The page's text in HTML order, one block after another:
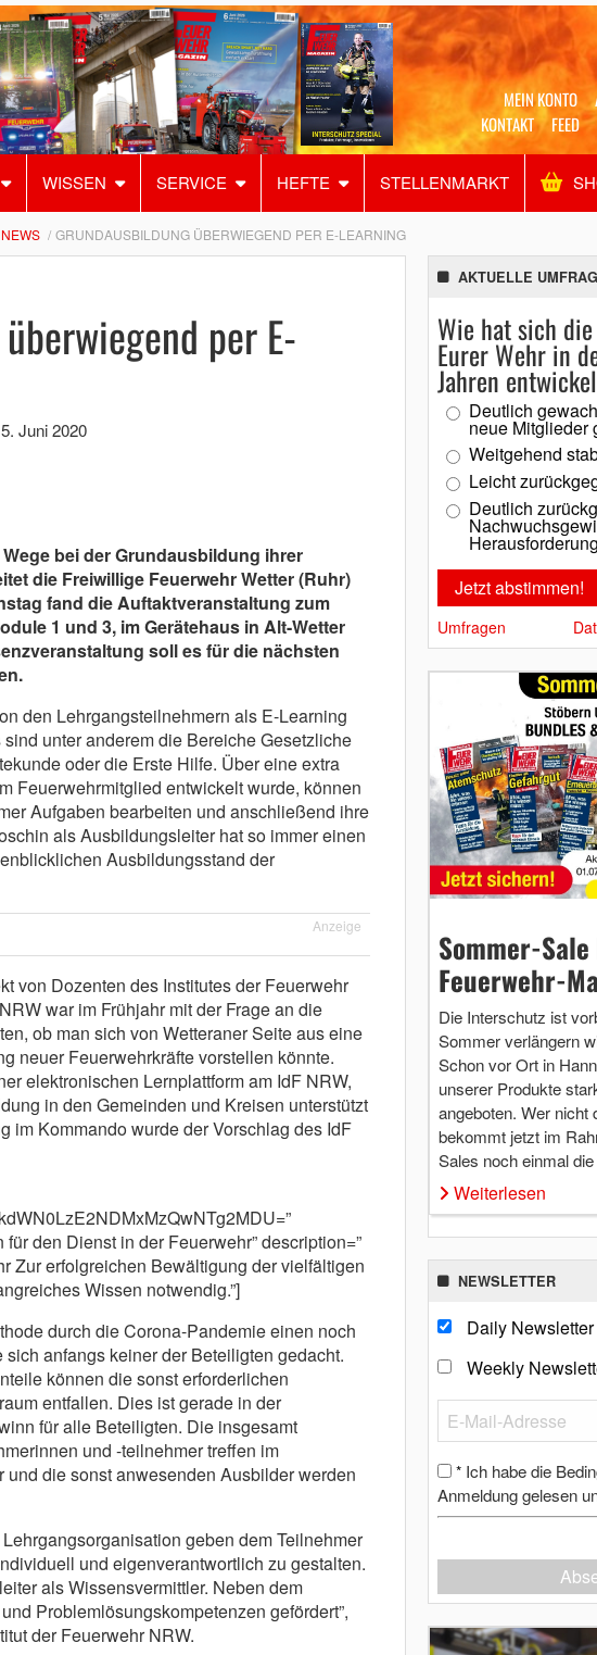
MEIN KONTO
KONTAKT
FEED
WISSEN SERVICE HEFTE STELLENMARKTAlles
NEWS GRUNDAUSBILDUNG ÜBERWIEGEND PER E-LEARNING
per E-
5. Juni 2020
bei der Grundausbildung ihrer
die Freiwillige Feuerwehr Wetter (Ruhr)
fand die Auftaktveranstaltung zum
1 und 3, im Gerätehaus in Alt-Wetter
soll es für die nächsten
den Lehrgangsteilnehmern als E-Learning
unter anderem die Bereiche Gesetzliche
oder die Erste Hilfe. Über eine extra
Feuerwehrmitglied entwickelt wurde, können
Aufgaben bearbeiten und anschließend ihre
als Ausbildungsleiter hat so immer einen
Ausbildungsstand der
Anzeige
von Dozenten des Institutes der Feuerwehr
war im Frühjahr mit der Frage an die
ob man sich von Wetteraner Seite aus eine
neuer Feuerwehrkräfte vorstellen könnte.
elektronischen Lernplattform am IdF NRW,
in den Gemeinden und Kreisen unterstützt
im Kommando wurde der Vorschlag des IdF
den Dienst in der Feuerwehr” description=”
Zur erfolgreichen Bewältigung der vielfältigen
Wissen notwendig.”]
durch die Corona-Pandemie einen noch
anfangs keiner der Beteiligten gedacht.
können die sonst erforderlichen
entfallen. Dies ist gerade in der
für alle Beteiligten. Die insgesamt
und -teilnehmer treffen im
die sonst anwesenden Ausbilder werden
geben dem Teilnehmer
und eigenverantwortlich zu gestalten.
als Wissensvermittler. Neben dem
Problemlösungskompetenzen gefördert”,
der Feuerwehr NRW.
AKTUELLE
Wie hat sich
Eurer Wehr in
Jahren
Deutlich
neue Mitglieder
Weitgehend
Leicht
Deutlich
Herausforderung
Umfragen
Sommer-
Feuerwehr-
Die Interschutz ist
Sommer verlängern
Schon vor Ort in
unserer Produkte
angeboten. Wer nicht
bekommt jetzt im
Sales noch einmal
Weiterlesen
NEWSLETTER
Daily Newsletter
Weekly
* Ich habe die
Anmeldung gelesen